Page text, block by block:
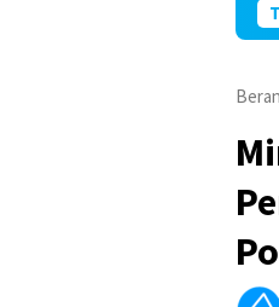
Isu Wartawan Korban